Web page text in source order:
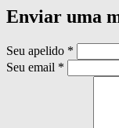
Enviar uma
Seu apelido *
Seu email *